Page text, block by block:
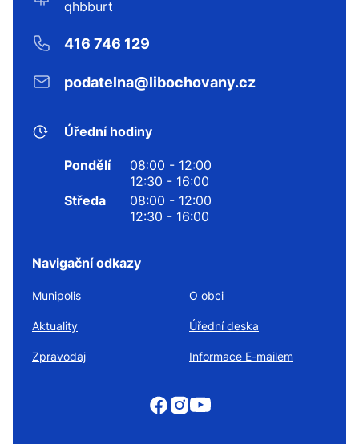
qhbburt
416 746 129
podatelna@libochovany.cz
Úřední hodiny
Pondělí
08:00 - 12:00
12:30 - 16:00
Středa
08:00 - 12:00
12:30 - 16:00
Navigační odkazy
Munipolis O obci
Aktuality Úřední deska
Zpravodaj Informace E-mailem